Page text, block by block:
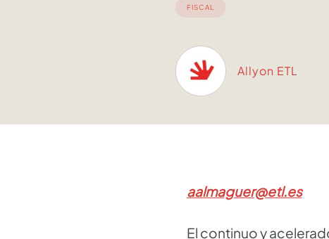
FISCAL
Allyon ETL
aalmaguer@etl.es
El continuo y